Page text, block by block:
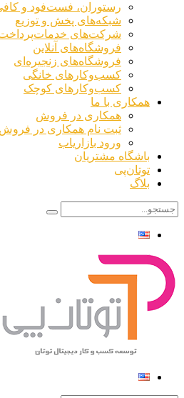
رستوران، فست‌فود و
شبکه‌های پخش و توزیع
شرکت‌های خدمات‌پرداخت
فروشگاه‌های آنلاین
فروشگاه‌های زنجیره‌ای
کسب‌وکارهای خانگی
کسب‌وکارهای کوچک
همکاری با ما
همکاری در فروش
ثبت نام همکاری در فروش
ورود بازاریاب
باشگاه مشتریان
توتان‌پی
بلاگ